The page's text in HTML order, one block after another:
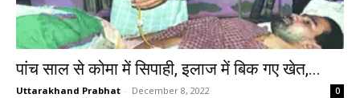
पांच साल से कोमा में सिपाही, इलाज में बिक गए खेत,...
Uttarakhand Prabhat - December 8, 2022 0